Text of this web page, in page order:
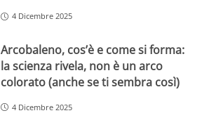
4 Dicembre 2025
Arcobaleno, cos’è e come si forma:
la scienza rivela, non è un arco
colorato (anche se ti sembra così)
4 Dicembre 2025